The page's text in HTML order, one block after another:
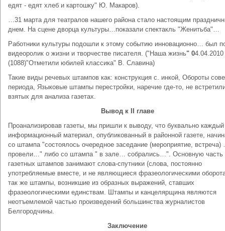
едят - едят хлеб и картошку" Ю. Макаров).
…31 марта для театралов нашего района стало настоящим
днем. На сцене дворца культуры…показали спектакль "Женитьба"…
Работники культуры подошли к этому событию инновационно… был
видеоролик о жизни и творчестве писателя. ("Наша жизнь" 0
(1088)"Отметили юбилей классика" В. Славина)
Такие виды речевых штампов как: конструкция с. инкой, Обороты
периода, Языковые штампы перестройки, наречие где-то, не
взятых для анализа газетах.
Вывод к ΙΙ главе
Проанализировав газеты, мы пришли к выводу, что буквально каждый
информационный материал, опубликованный в районной газете,
со штампа "состоялось очередное заседание (мероприятие, встреча)
провели…" либо со штампа " в зале… собрались…". Основную часть
газетных штампов занимают слова-спутники (слова, постоянно
употребляемые вместе, и не являющиеся фразеологическими
так же штампы, возникшие из образных выражений, ставших
фразеологическими единствам. Штампы и канцелярщина являются
неотъемлемой частью произведений большинства журналистов
Белгородчины.
Заключение